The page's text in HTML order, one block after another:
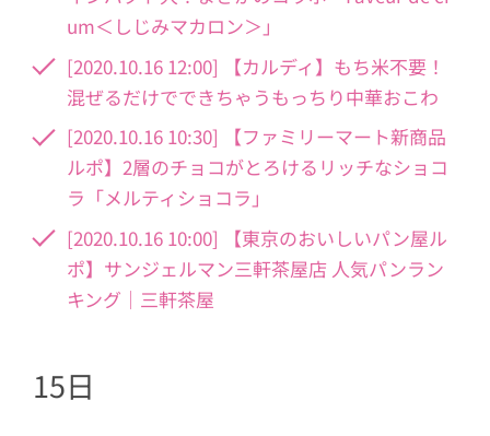
um＜しじみマカロン＞」
[2020.10.16 12:00] 【カルディ】もち米不要！
混ぜるだけでできちゃうもっちり中華おこわ
[2020.10.16 10:30] 【ファミリーマート新商品
ルポ】2層のチョコがとろけるリッチなショコ
ラ「メルティショコラ」
[2020.10.16 10:00] 【東京のおいしいパン屋ル
ポ】サンジェルマン三軒茶屋店 人気パンラン
キング｜三軒茶屋
15日